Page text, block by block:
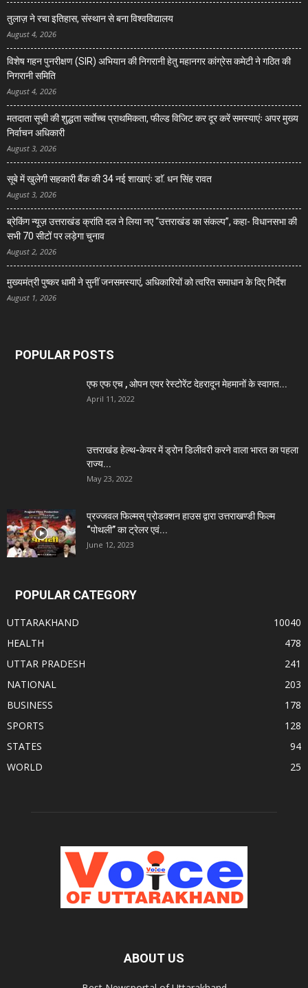
तुलाज़ ने रचा इतिहास, संस्थान से बना विश्वविद्यालय
August 4, 2026
विशेष गहन पुनरीक्षण (SIR) अभियान की निगरानी हेतु महानगर कांग्रेस कमेटी ने गठित की
निगरानी समिति
August 4, 2026
मतदाता सूची की शुद्धता सर्वाेच्च प्राथमिकता, फील्ड विजिट कर दूर करें समस्याएंः अपर मुख्य
निर्वाचन अधिकारी
August 3, 2026
सूबे में खुलेगी सहकारी बैंक की 34 नई शाखाएंः डाॅ. धन सिंह रावत
August 3, 2026
ब्रेकिंग न्यूज़ उत्तराखंड क्रांति दल ने लिया नए “उत्तराखंड का संकल्प”, कहा- विधानसभा की
सभी 70 सीटों पर लड़ेगा चुनाव
August 2, 2026
मुख्यमंत्री पुष्कर धामी ने सुनीं जनसमस्याएं, अधिकारियों को त्वरित समाधान के दिए निर्देश
August 1, 2026
POPULAR POSTS
एफ एफ एच , ओपन एयर रेस्टोरेंट देहरादून मेहमानों के स्वागत...
April 11, 2022
उत्तराखंड हेल्थ-केयर में ड्रोन डिलीवरी करने वाला भारत का पहला
राज्य...
May 23, 2022
प्रज्जवल फिल्मस् प्रोडक्शन हाउस द्वारा उत्तराखण्डी फिल्म
“पोथली” का ट्रेलर एवं...
June 12, 2023
POPULAR CATEGORY
UTTARAKHAND
10040
HEALTH
478
UTTAR PRADESH
241
NATIONAL
203
BUSINESS
178
SPORTS
128
STATES
94
WORLD
25
ABOUT US